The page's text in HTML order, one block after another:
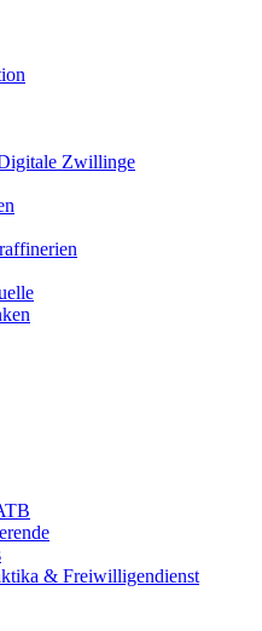
Zwillinge
& Freiwilligendienst